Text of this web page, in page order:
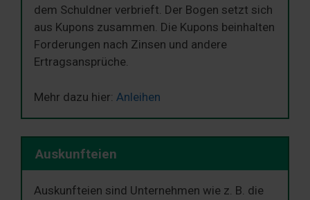
dem Schuldner verbrieft. Der Bogen setzt sich
aus Kupons zusammen. Die Kupons beinhalten
Forderungen nach Zinsen und andere
Ertragsansprüche.
Mehr dazu hier: Anleihen
Auskunfteien
Auskunfteien sind Unternehmen wie z. B. die